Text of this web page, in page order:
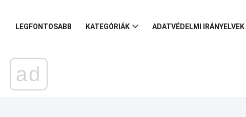
LEGFONTOSABB KATEGÓRIÁK ADATVÉDELMI IRÁNYELVEK
ad